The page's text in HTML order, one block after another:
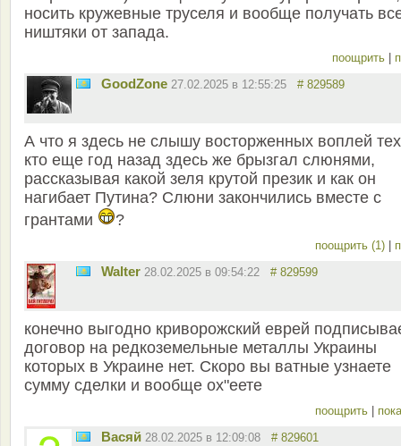
носить кружевные труселя и вообще получать
ништяки от запада.
поощрить
GoodZone 27.02.2025 в 12:55:25 # 829589
А что я здесь не слышу восторженных воплей
кто еще год назад здесь же брызгал слюнями,
рассказывая какой зеля крутой презик и как он
нагибает Путина? Слюни закончились вместе с
грантами
?
поощрить (1)
Walter 28.02.2025 в 09:54:22 # 829599
конечно выгодно криворожский еврей
договор на редкоземельные металлы Украины
которых в Украине нет. Скоро вы ватные узнаете
сумму сделки и вообще ох"еете
поощрить
Васяй 28.02.2025 в 12:09:08 # 829601